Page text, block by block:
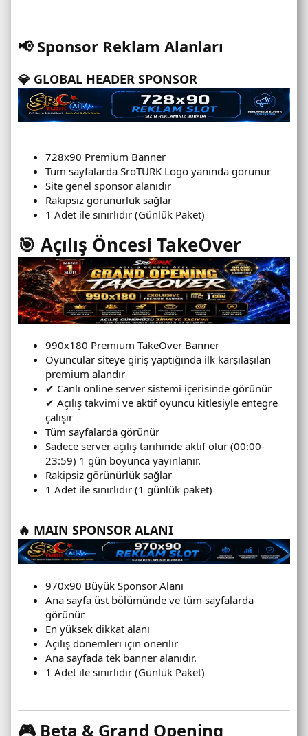
📢 Sponsor Reklam Alanları
💎 GLOBAL HEADER SPONSOR
728x90 Premium Banner
Tüm sayfalarda SroTURK Logo yanında görünür
Site genel sponsor alanıdır
Rakipsiz görünürlük sağlar
1 Adet ile sınırlıdır (Günlük Paket)
🎯 Açılış Öncesi TakeOver
990x180 Premium TakeOver Banner
Oyuncular siteye giriş yaptığında ilk karşılaşılan
premium alandır
✔ Canlı online server sistemi içerisinde görünür
✔ Açılış takvimi ve aktif oyuncu kitlesiyle entegre
çalışır
Tüm sayfalarda görünür
Sadece server açılış tarihinde aktif olur (00:00-
23:59) 1 gün boyunca yayınlanır.
Rakipsiz görünürlük sağlar
1 Adet ile sınırlıdır (1 günlük paket)
🔥 MAIN SPONSOR ALANI
970x90 Büyük Sponsor Alanı
Ana sayfa üst bölümünde ve tüm sayfalarda
görünür
En yüksek dikkat alanı
Açılış dönemleri için önerilir
Ana sayfada tek banner alanıdır.
1 Adet ile sınırlıdır (Günlük Paket)
🎮 Beta & Grand Opening